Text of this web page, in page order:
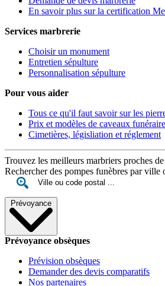
En savoir plus sur la certification
Services marbrerie
Choisir un monument
Entretien sépulture
Personnalisation sépulture
Pour vous aider
Tous ce qu'il faut savoir sur les
Prix et modèles de caveaux
Cimetières, législiation et réglement
Trouvez les meilleurs marbriers proches
Rechercher des pompes funèbres par ville
Prévoyance
Prévoyance obsèques
Prévision obsèques
Demander des devis comparatifs
Nos partenaires